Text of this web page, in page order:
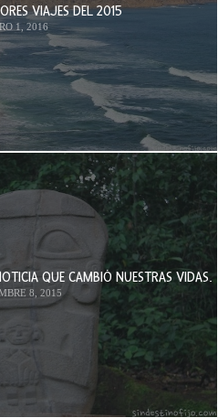
VIAJES DEL 2015
1, 2016
QUE CAMBIÓ NUESTRAS VIDAS.
8, 2015